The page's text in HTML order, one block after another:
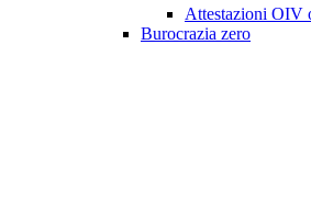
Attestazioni OIV
Burocrazia zero